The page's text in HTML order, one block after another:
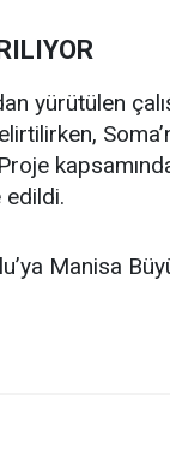
yürütülen
Manisa